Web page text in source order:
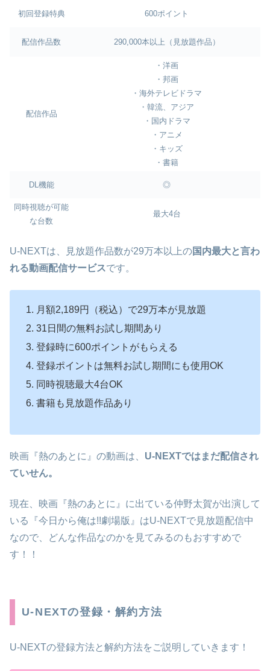
初回登録特典 600ポイント
配信作品数 290,000本以上（見放題作品）
配信作品
・洋画
・邦画
・海外テレビドラマ
・韓流、アジア
・国内ドラマ
・アニメ
・キッズ
・書籍
DL機能 ◎
同時視聴が可能
な台数
最大4台
U-NEXTは、見放題作品数が29万本以上の国内最大と言わ
れる動画配信サービスです。
月額2,189円（税込）で29万本が見放題
31日間の無料お試し期間あり
登録時に600ポイントがもらえる
登録ポイントは無料お試し期間にも使用OK
同時視聴最大4台OK
書籍も見放題作品あり
映画『熱のあとに』の動画は、 U-NEXTではまだ配信され
ていせん。
現在、映画『熱のあとに』に出ている仲野太賀が出演して
いる『今日から俺は!!劇場版』はU-NEXTで見放題配信中
なので、どんな作品なのかを見てみるのもおすすめで
す！！
U-NEXTの登録・解約方法
U-NEXTの登録方法と解約方法をご説明していきます！